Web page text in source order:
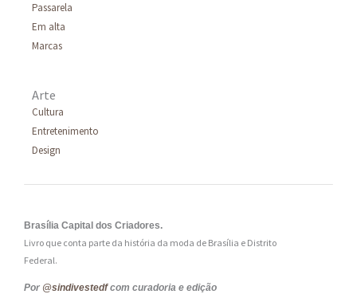
Passarela
Em alta
Marcas
Arte
Cultura
Entretenimento
Design
Brasília Capital dos Criadores.
Livro que conta parte da história da moda de Brasília e Distrito
Federal.
Por @sindivestedfcom curadoria e edição